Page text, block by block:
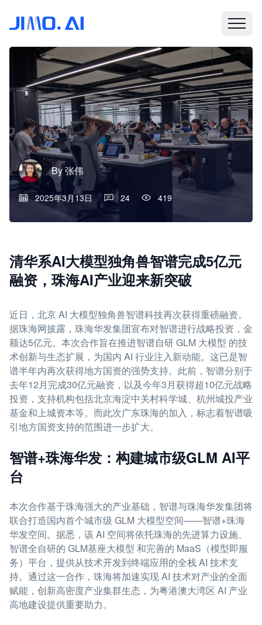
By张伟
2025年3月13日 24 419
清华系AI大模型独角兽智谱完成5亿元
融资，珠海AI产业迎来新突破
近日，北京 AI 大模型独角兽智谱科技再次获得重磅融资。
据珠海网披露，珠海华发集团宣布对智谱进行战略投资，金
额达5亿元。本次合作旨在推进智谱自研 GLM 大模型 的技
术创新与生态扩展，为国内 AI 行业注入新动能。这已是智
谱半年内再次获得地方国资的强势支持。此前，智谱分别于
去年12月完成30亿元融资，以及今年3月获得超10亿元战略
投资，支持机构包括北京海淀中关村科学城、杭州城投产业
基金和上城资本等。而此次广东珠海的加入，标志着智谱吸
引地方国资支持的范围进一步扩大。
智谱+珠海华发：构建城市级GLM AI平
台
本次合作基于珠海强大的产业基础，智谱与珠海华发集团将
联合打造国内首个城市级 GLM 大模型空间——智谱+珠海
华发空间。据悉，该 AI 空间将依托珠海的先进算力设施、
智谱全自研的 GLM基座大模型 和完善的 MaaS（模型即服
务）平台，提供从技术开发到终端应用的全栈 AI 技术支
持。通过这一合作，珠海将加速实现 AI 技术对产业的全面
赋能，创新高密度产业集群生态，为粤港澳大湾区 AI 产业
高地建设提供重要助力。